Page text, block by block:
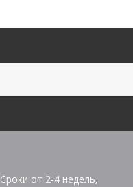
Сроки от 2-4 недель,